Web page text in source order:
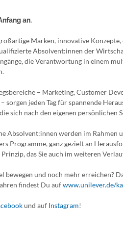
an.
Marken, innovative
Absolvent:innen der
die Verantwortung in einem
– Marketing, Customer
sorgen jeden Tag für spannende
sich nach den eigenen persönlichen
Absolvent:innen werden im Rahmen
Programme, ganz gezielt an
Prinzip, das Sie auch im weiteren
bewegen und noch mehr erreichen?
findest Du aufwww.unilever.de/
und auf Instagram!